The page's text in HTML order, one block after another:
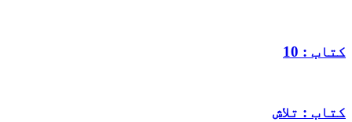
کتاب : 10
کتاب : تلاش